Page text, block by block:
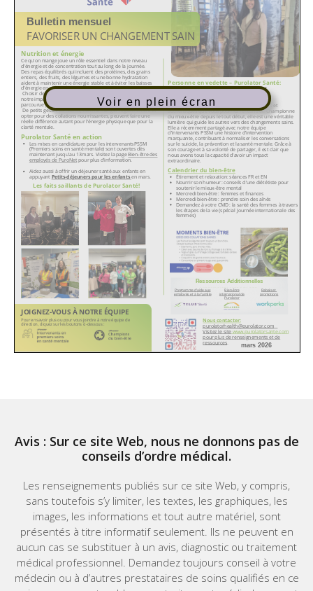
Voir en plein écran
Avis : Sur ce site Web, nous ne donnons pas de
conseils d’ordre médical.
Les renseignements publiés sur ce site Web, y compris,
sans toutefois s’y limiter, les textes, les graphiques, les
images, les informations et tout autre matériel, sont
présentés à titre informatif seulement. Ils ne peuvent en
aucun cas se substituer à un avis, diagnostic ou traitement
médical professionnel. Demandez toujours conseil à votre
médecin ou à d’autres prestataires de soins qualifiés en ce